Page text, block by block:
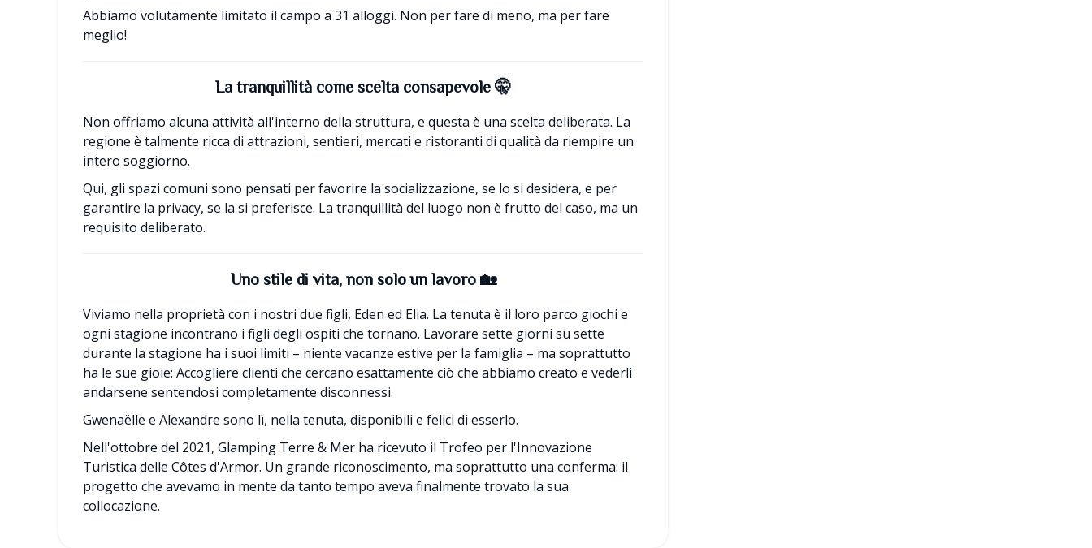
Abbiamo volutamente limitato il campo a 31 alloggi. Non per fare di meno, ma per fare
meglio!
La tranquillità come scelta consapevole 🤫
Non offriamo alcuna attività all'interno della struttura, e questa è una scelta deliberata. La
regione è talmente ricca di attrazioni, sentieri, mercati e ristoranti di qualità da riempire un
intero soggiorno.
Qui, gli spazi comuni sono pensati per favorire la socializzazione, se lo si desidera, e per
garantire la privacy, se la si preferisce. La tranquillità del luogo non è frutto del caso, ma un
requisito deliberato.
Uno stile di vita, non solo un lavoro🏡
Viviamo nella proprietà con i nostri due figli, Eden ed Elia. La tenuta è il loro parco giochi e
ogni stagione incontrano i figli degli ospiti che tornano. Lavorare sette giorni su sette
durante la stagione ha i suoi limiti – niente vacanze estive per la famiglia – ma soprattutto
ha le sue gioie: Accogliere clienti che cercano esattamente ciò che abbiamo creato e vederli
andarsene sentendosi completamente disconnessi.
Gwenaëlle e Alexandre sono lì, nella tenuta, disponibili e felici di esserlo.
Nell'ottobre del 2021, Glamping Terre & Mer ha ricevuto il Trofeo per l'Innovazione
Turistica delle Côtes d'Armor. Un grande riconoscimento, ma soprattutto una conferma: il
progetto che avevamo in mente da tanto tempo aveva finalmente trovato la sua
collocazione.